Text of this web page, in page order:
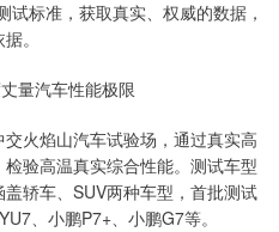
试标准，获取真实、权威的数据，
。
量汽车性能极限
火焰山汽车试验场，通过真实高
验高温真实综合性能。测试车型
轿车、SUV两种车型，首批测试
、小鹏P7+、小鹏G7等。